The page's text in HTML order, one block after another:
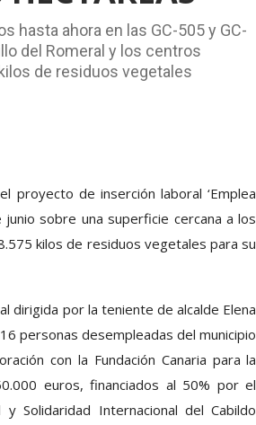
hasta ahora en las GC-505 y GC-
del Romeral y los centros
de residuos vegetales
proyecto de inserción laboral ‘Emplea
sobre una superficie cercana a los
kilos de residuos vegetales para su
dirigida por la teniente de alcalde Elena
personas desempleadas del municipio
con la Fundación Canaria para la
euros, financiados al 50% por el
Solidaridad Internacional del Cabildo